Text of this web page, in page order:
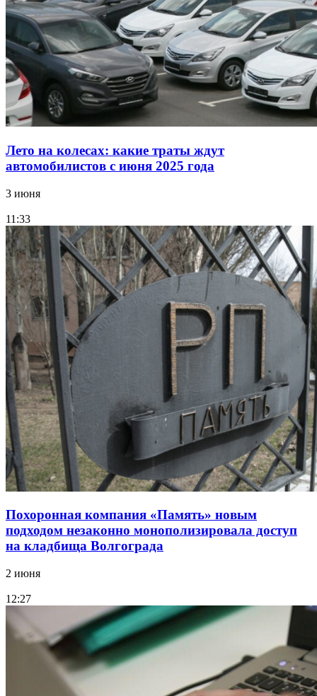
Лето на колесах: какие траты ждут
автомобилистов с июня 2025 года
3 июня
11:33
Похоронная компания «Память» новым
подходом незаконно монополизировала доступ
на кладбища Волгограда
2 июня
12:27